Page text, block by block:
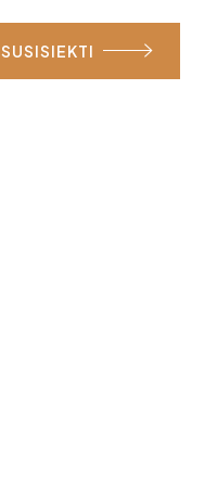
SUSISIEKTI